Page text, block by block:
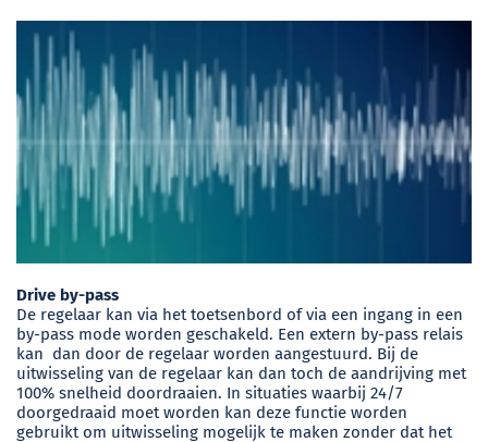
Drive by-pass
De regelaar kan via het toetsenbord of via een ingang in een
by-pass mode worden geschakeld. Een extern by-pass relais
kan dan door de regelaar worden aangestuurd. Bij de
uitwisseling van de regelaar kan dan toch de aandrijving met
100% snelheid doordraaien. In situaties waarbij 24/7
doorgedraaid moet worden kan deze functie worden
gebruikt om uitwisseling mogelijk te maken zonder dat het